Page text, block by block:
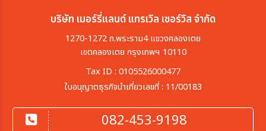
บริษัท เมอร์รี่แลนด์ แทรเวิล เซอร์วิส จำกัด
1270-1272 ถ.พระราม4 แขวงคลองเตย
เขตคลองเตย กรุงเทพฯ 10110
Tax ID : 0105526000477
ใบอนุญาตธุรกิจนำเที่ยวเลขที่ : 11/00183
082-453-9198